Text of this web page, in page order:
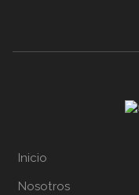
Inicio
Nosotros